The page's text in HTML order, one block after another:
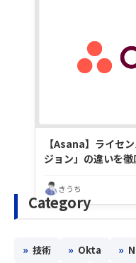
【Asana】ライセ
ジョン」の違いを
きうち
Category
» 技術 » Okta »